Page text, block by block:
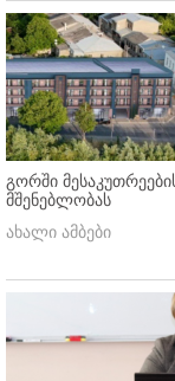
გორში
მშენებლობას
ახალი ამბები